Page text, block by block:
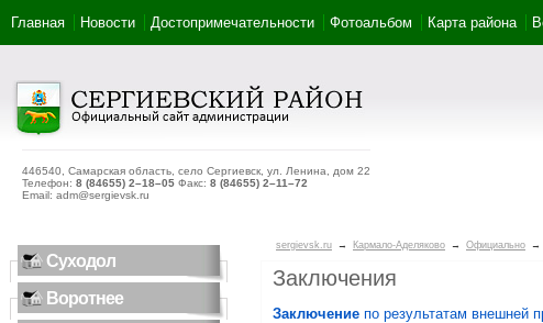
446540, Самарская область, село Сергиевск, ул. Ленина, дом 22
Телефон: 8 (84655) 2–18–05 Факс: 8 (84655) 2–11–72
Email: adm@sergievsk.ru
Главная Новости Достопримечательности Фотоальбом Карта района
Суходол
Воротнее
sergievsk.ru → Кармало-Аделяково → Официально →
Заключения
Заключение по результатам внешней